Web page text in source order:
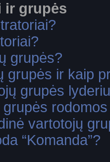
ir grupės
grupės?
grupės ir kaip
grupės
vartotojų
“Komanda”?